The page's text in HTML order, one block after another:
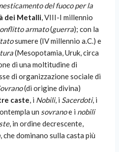
del fuoco per la
dei Metalli, VIII-I millennio
armato(guerra); con la
sumere (IV millennio a.C.) e
(Mesopotamia, Uruk, circa
di una moltitudine di
di organizzazione sociale di
(di origine divina)
caste, i Nobili, i Sacerdoti, i
un sovranoe i nobili
, in ordine decrescente,
, che dominano sulla casta più